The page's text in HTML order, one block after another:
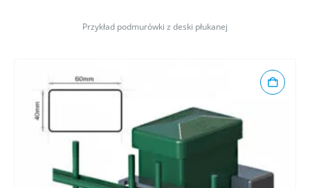
Przykład podmurówki z deski płukanej